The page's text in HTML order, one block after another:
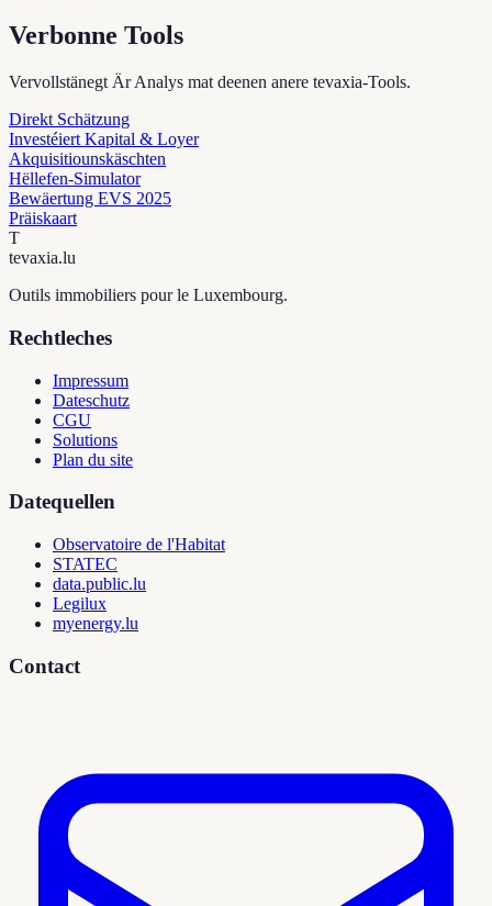
Verbonne Tools
Vervollstänegt Är Analys mat deenen anere tevaxia-Tools.
Direkt Schätzung
Investéiert Kapital & Loyer
Akquisitiounskäschten
Hëllefen-Simulator
Bewäertung EVS 2025
Präiskaart
T
tevaxia.lu
Outils immobiliers pour le Luxembourg.
Rechtleches
Impressum
Dateschutz
CGU
Solutions
Plan du site
Datequellen
Observatoire de l'Habitat
STATEC
data.public.lu
Legilux
myenergy.lu
Contact